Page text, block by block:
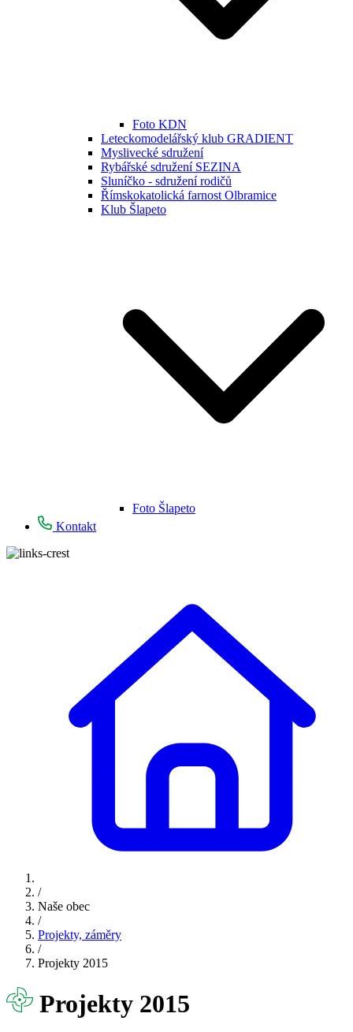
Foto KDN
Leteckomodelářský klub GRADIENT
Myslivecké sdružení
Rybářské sdružení SEZINA
Sluníčko - sdružení rodičů
Římskokatolická farnost Olbramice
Klub Šlapeto
Foto Šlapeto
Kontakt
/
Naše obec
/
Projekty, záměry
/
Projekty 2015
Projekty 2015